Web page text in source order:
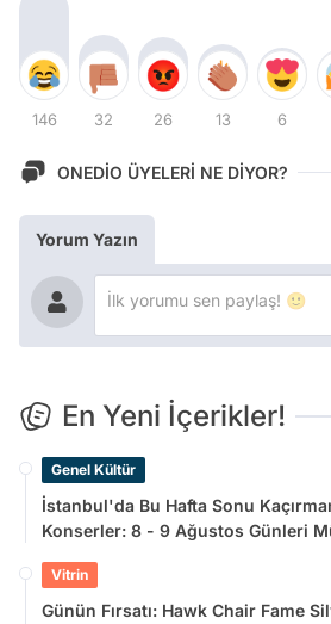
146 32 26 13 6
ONEDİO ÜYELERİ NE DİYOR?
Yorum Yazın
En Yeni İçerikler!
Genel Kültür
İstanbul'da Bu Hafta Sonu
Konserler: 8 - 9 Ağustos Günleri
Vitrin
Günün Fırsatı: Hawk Chair Fame